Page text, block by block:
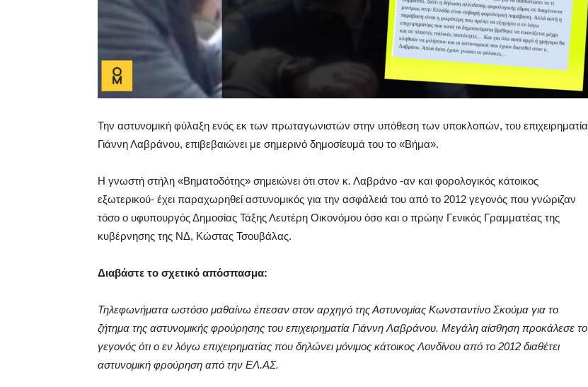
Την αστυνομική φύλαξη ενός εκ των πρωταγωνιστών στην υπόθεση των υποκλοπών, του επιχειρηματία
Γιάννη Λαβράνου, επιβεβαιώνει με σημερινό δημοσίευμά του το «Βήμα».
Η γνωστή στήλη «Βηματοδότης» σημειώνει ότι στον κ. Λαβράνο -αν και φορολογικός κάτοικος
εξωτερικού- έχει παραχωρηθεί αστυνομικός για την ασφάλειά του από το 2012 γεγονός που γνώριζαν
τόσο ο υφυπουργός Δημοσίας Τάξης Λευτέρη Οικονόμου όσο και ο πρώην Γενικός Γραμματέας της
κυβέρνησης της ΝΔ, Κώστας Τσουβάλας.
Διαβάστε το σχετικό απόσπασμα:
Τηλεφωνήματα ωστόσο μαθαίνω έπεσαν στον αρχηγό της Αστυνομίας Κωνσταντίνο Σκούμα για το
ζήτημα της αστυνομικής φρούρησης του επιχειρηματία Γιάννη Λαβράνου. Μεγάλη αίσθηση προκάλεσε το
γεγονός ότι ο εν λόγω επιχειρηματίας που δηλώνει μόνιμος κάτοικος Λονδίνου από το 2012 διαθέτει
αστυνομική φρούρηση από την ΕΛ.ΑΣ.